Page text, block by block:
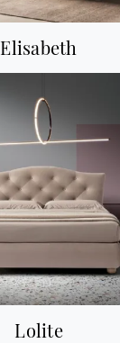
Elisabeth
Lolite